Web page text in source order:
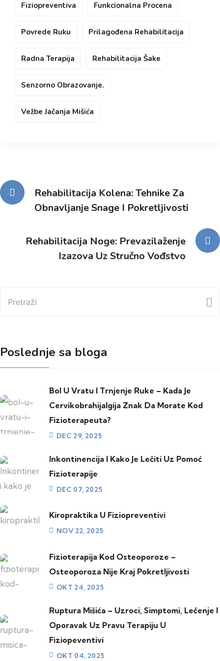
Fiziopreventiva Funkcionalna Procena
Povrede Ruku Prilagođena Rehabilitacija
Radna Terapija Rehabilitacija Šake
Senzorno Obrazovanje.
Vežbe Jačanja Mišića
Kretanje
članka
Rehabilitacija Kolena: Tehnike Za
Obnavljanje Snage I Pokretljivosti
Rehabilitacija Noge: Prevazilaženje
Izazova Uz Stručno Vođstvo
Poslednje sa bloga
Bol U Vratu I Trnjenje Ruke – Kada Je
Cervikobrahijalgija Znak Da Morate Kod
Fizioterapeuta?
DEC 29, 2025
Inkontinencija I Kako Je Lečiti Uz Pomoć
Fizioterapije
DEC 07, 2025
Kiropraktika U Fiziopreventivi
NOV 22, 2025
Fizioterapija Kod Osteoporoze –
Osteoporoza Nije Kraj Pokretljivosti
OKT 24, 2025
Ruptura Mišića – Uzroci, Simptomi, Lečenje I
Oporavak Uz Pravu Terapiju U
Fiziopeventivi
OKT 04, 2025